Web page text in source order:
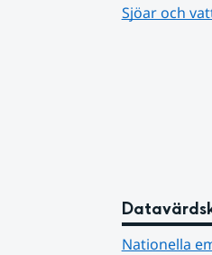
Sjöar och
Nationella